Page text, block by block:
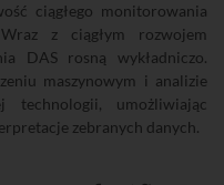
ciągłego monitorowania
z ciągłym rozwojem
DAS rosną wykładniczo.
maszynowym i analizie
technologii, umożliwiając
zebranych danych.